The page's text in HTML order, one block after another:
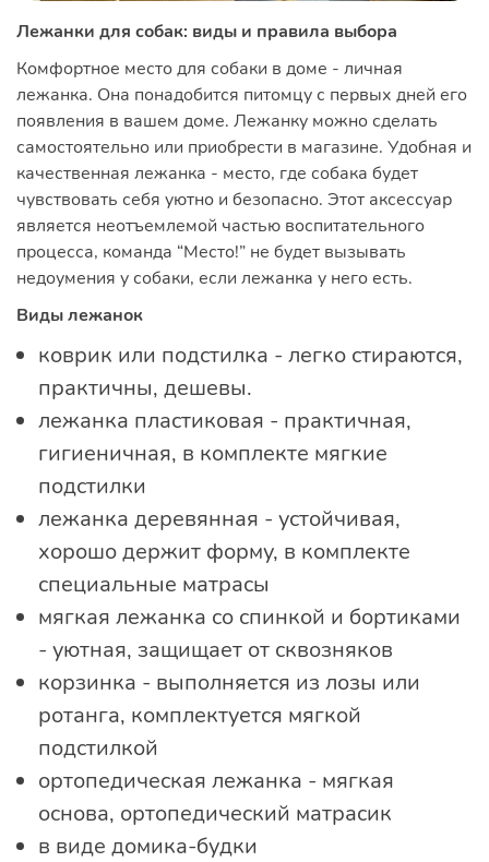
Лежанки для собак: виды и правила выбора
Комфортное место для собаки в доме - личная
лежанка. Она понадобится питомцу с первых дней его
появления в вашем доме. Лежанку можно сделать
самостоятельно или приобрести в магазине. Удобная и
качественная лежанка - место, где собака будет
чувствовать себя уютно и безопасно. Этот аксессуар
является неотъемлемой частью воспитательного
процесса, команда “Место!” не будет вызывать
недоумения у собаки, если лежанка у него есть.
Виды лежанок
коврик или подстилка - легко стираются,
практичны, дешевы.
лежанка пластиковая - практичная,
гигиеничная, в комплекте мягкие
подстилки
лежанка деревянная - устойчивая,
хорошо держит форму, в комплекте
специальные матрасы
мягкая лежанка со спинкой и бортиками
- уютная, защищает от сквозняков
корзинка - выполняется из лозы или
ротанга, комплектуется мягкой
подстилкой
ортопедическая лежанка - мягкая
основа, ортопедический матрасик
в виде домика-будки